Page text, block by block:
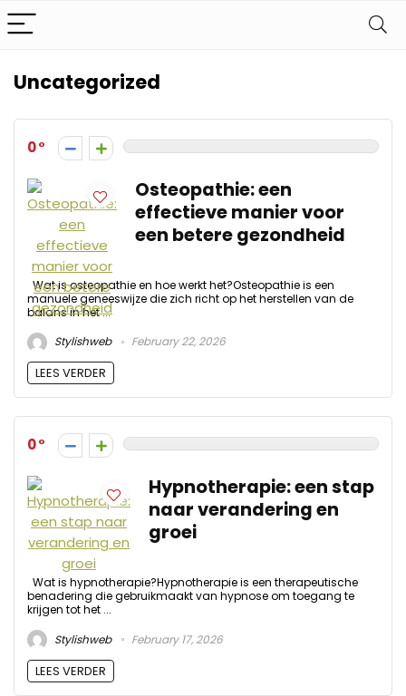
Uncategorized
0
Osteopathie: een
effectieve manier voor
een betere gezondheid
Wat is osteopathie en hoe werkt het?Osteopathie is een
manuele geneeswijze die zich richt op het herstellen van de
balans in het ...
Stylishweb
February 22, 2026
LEES VERDER
0
Hypnotherapie: een stap
naar verandering en
groei
Wat is hypnotherapie?Hypnotherapie is een therapeutische
benadering die gebruikmaakt van hypnose om toegang te
krijgen tot het ...
Stylishweb
February 17, 2026
LEES VERDER